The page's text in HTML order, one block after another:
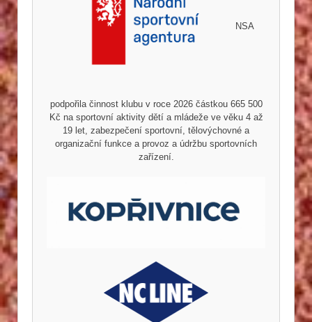
NSA
podpořila činnost klubu v roce 2026 částkou 665 500
Kč na sportovní aktivity dětí a mládeže ve věku 4 až
19 let, zabezpečení sportovní, tělovýchovné a
organizační funkce a provoz a údržbu sportovních
zařízení.